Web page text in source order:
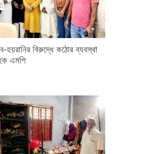
হয়রানির বিরুদ্ধে কঠোর ব্যবস্থা
এমপি